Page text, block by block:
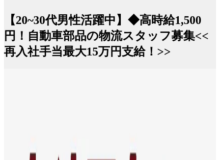
【20~30代男性活躍中】◆高時給1,500
円！自動車部品の物流スタッフ募集<<
再入社手当最大15万円支給！>>